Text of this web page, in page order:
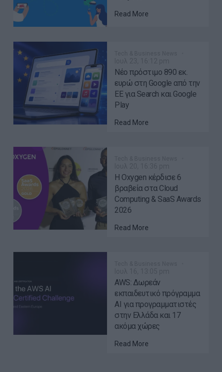
Read More
Νέο πρόστιμο 890 εκ.
ευρώ στη Google από την
ΕΕ για Search και Google
Play
Read More
Η Oxygen κέρδισε 6
βραβεία στα Cloud
Computing & SaaS Awards
2026
Read More
AWS: Δωρεάν
εκπαιδευτικό πρόγραμμα
AI για προγραμματιστές
στην Ελλάδα και 17
ακόμα χώρες
Read More